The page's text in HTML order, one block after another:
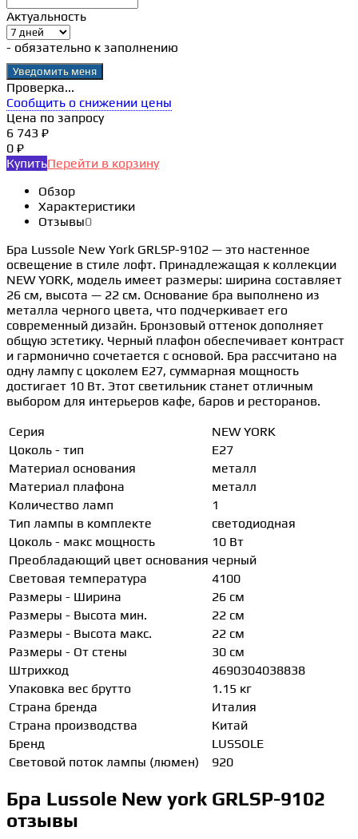
Актуальность
- обязательно к заполнению
Проверка...
Сообщить о снижении цены
Цена по запросу
6 743 ₽
0 ₽
КупитьПерейти в корзину
Обзор
Характеристики
Отзывы0
Бра Lussole New York GRLSP-9102 — это настенное
освещение в стиле лофт. Принадлежащая к коллекции
NEW YORK, модель имеет размеры: ширина составляет
26 см, высота — 22 см. Основание бра выполнено из
металла черного цвета, что подчеркивает его
современный дизайн. Бронзовый оттенок дополняет
общую эстетику. Черный плафон обеспечивает контраст
и гармонично сочетается с основой. Бра рассчитано на
одну лампу с цоколем E27, суммарная мощность
достигает 10 Вт. Этот светильник станет отличным
выбором для интерьеров кафе, баров и ресторанов.
Серия
NEW YORK
Цоколь - тип
E27
Материал основания
металл
Материал плафона
металл
Количество ламп
1
Тип лампы в комплекте
светодиодная
Цоколь - макс мощность
10 Вт
Преобладающий цвет основания черный
Световая температура
4100
Размеры - Ширина
26 см
Размеры - Высота мин.
22 см
Размеры - Высота макс.
22 см
Размеры - От стены
30 см
Штрихкод
4690304038838
Упаковка вес брутто
1.15 кг
Страна бренда
Италия
Страна производства
Китай
Бренд
LUSSOLE
Световой поток лампы (люмен)
920
Бра Lussole New york GRLSP-9102
отзывы